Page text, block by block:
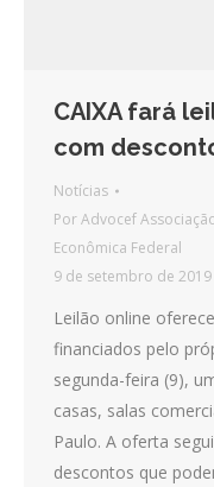
CAIXA fará
com
Notícias
PorAdvocef
Econômica Federal
9 de setembro de 2019
Leilão online
financiados pelo
segunda-feira (9),
casas, salas
Paulo. A oferta
descontos que